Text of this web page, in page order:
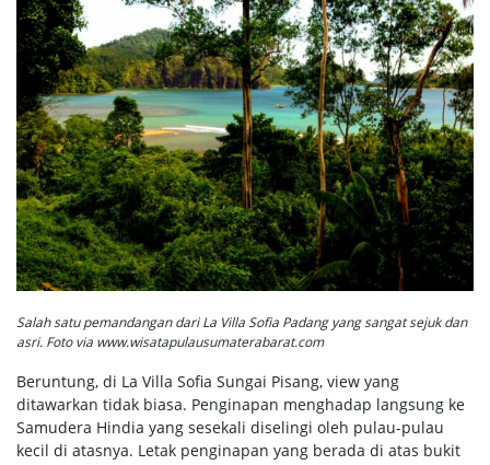
Salah satu pemandangan dari La Villa Sofia Padang yang sangat sejuk dan
asri. Foto via www.wisatapulausumaterabarat.com
Beruntung, di La Villa Sofia Sungai Pisang, view yang
ditawarkan tidak biasa. Penginapan menghadap langsung ke
Samudera Hindia yang sesekali diselingi oleh pulau-pulau
kecil di atasnya. Letak penginapan yang berada di atas bukit